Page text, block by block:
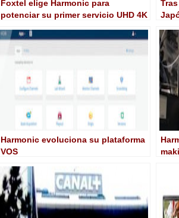
Foxtel elige Harmonic para
potenciar su primer servicio UHD 4K
Harmonic evoluciona su plataforma
VOS